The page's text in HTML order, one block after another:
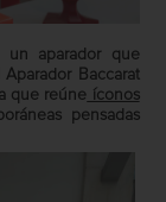
un aparador que
Baccarat
que reúne íconos
pensadas